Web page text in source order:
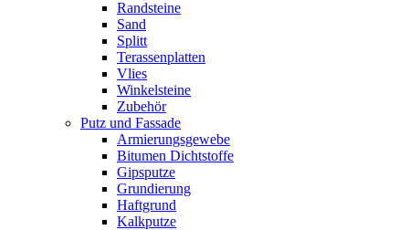
Randsteine
Sand
Splitt
Terassenplatten
Vlies
Winkelsteine
Zubehör
Putz und Fassade
Armierungsgewebe
Bitumen Dichtstoffe
Gipsputze
Grundierung
Haftgrund
Kalkputze